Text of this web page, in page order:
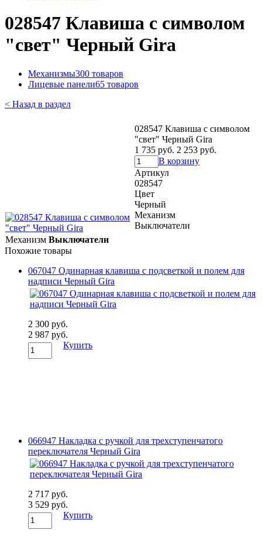
028547 Клавиша с символом
"свет" Черный Gira
Механизмы300 товаров
Лицевые панели65 товаров
< Назад в раздел
028547 Клавиша с символом
"свет" Черный Gira
1 735 руб. 2 253 руб.
В корзину
Артикул
028547
Цвет
Черный
Механизм
Выключатели
Механизм Выключатели
Похожие товары
067047 Одинарная клавиша с подсветкой и полем для
надписи Черный Gira
2 300 руб.
2 987 руб.
Купить
066947 Накладка с ручкой для трехступенчатого
переключателя Черный Gira
2 717 руб.
3 529 руб.
Купить